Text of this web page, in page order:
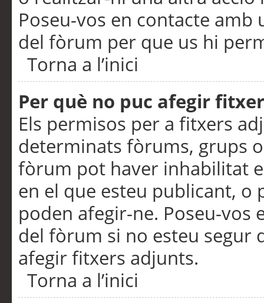
Poseu-vos en contacte
del fòrum per que us hi
Torna a l’inici
Per què no puc afegir
Els permisos per a fitxers
determinats fòrums, grups
fòrum pot haver inhabilitat
en el que esteu publicant,
poden afegir-ne. Poseu-vos
del fòrum si no esteu segur
afegir fitxers adjunts.
Torna a l’inici